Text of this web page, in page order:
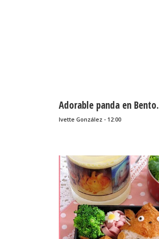
Adorable panda en Bento.
Ivette González - 12:00